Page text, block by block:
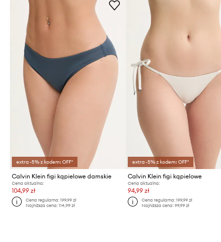
extra -5% z kodem: OFF*
Calvin Klein figi kąpielowe damskie
Cena aktualna:
104,99 zł
Cena regularna:199,99 zł
Najniższa cena:114,99 zł
extra -5% z kodem: OFF*
Calvin Klein figi kąpielowe
Cena aktualna:
94,99 zł
Cena regularna: 199,99 zł
Najniższa cena: 99,99 zł